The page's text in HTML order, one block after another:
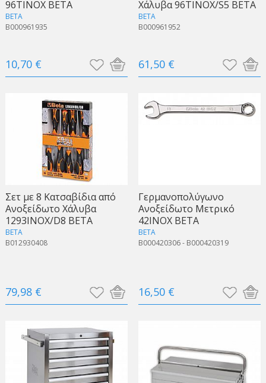
96TINOX BETA
BETA
B000961935
10,70 €
Χάλυβα 96TINOX/S5 BETA
BETA
B000961952
61,50 €
Σετ με 8 Κατσαβίδια από
Ανοξείδωτο Χάλυβα
1293INOX/D8 BETA
BETA
B012930408
79,98 €
Γερμανοπολύγωνο
Ανοξείδωτο Μετρικό
42INOX BETA
BETA
B000420306 - B000420319
16,50 €